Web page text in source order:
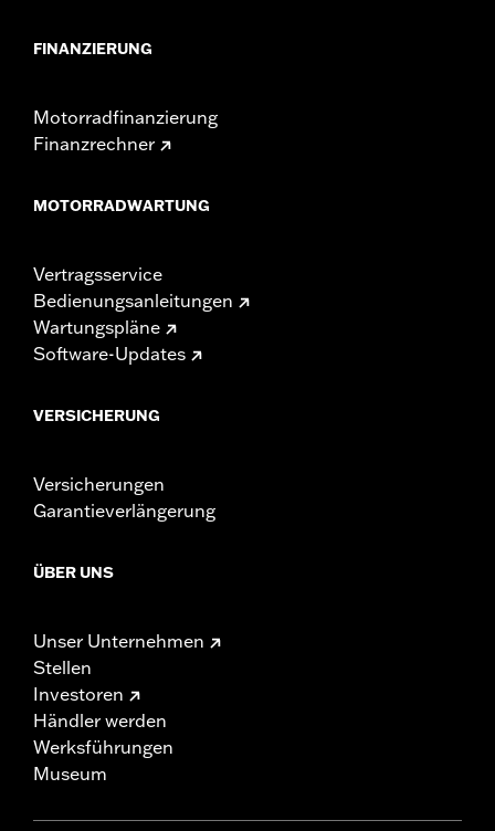
FINANZIERUNG
Motorradfinanzierung
Finanzrechner
MOTORRADWARTUNG
Vertragsservice
Bedienungsanleitungen
Wartungspläne
Software-Updates
VERSICHERUNG
Versicherungen
Garantieverlängerung
ÜBER UNS
Unser Unternehmen
Stellen
Investoren
Händler werden
Werksführungen
Museum